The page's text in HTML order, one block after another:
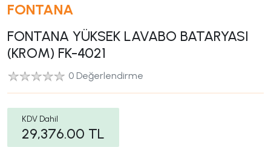
FONTANA
FONTANA YÜKSEK LAVABO BATARYASI
(KROM) FK-4021
0 Değerlendirme
KDV Dahil
29,376.00 TL